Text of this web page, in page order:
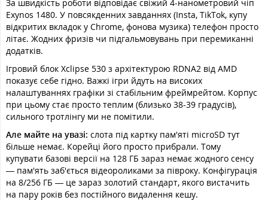
За швидкість роботи відповідає свіжий 4-нанометровий чіп
Exynos 1480. У повсякденних завданнях (Insta, TikTok, купу
відкритих вкладок у Chrome, фонова музика) телефон просто
літає. Жодних фризів чи підгальмовувань при перемиканні
додатків.
Ігровий блок Xclipse 530 з архітектурою RDNA2 від AMD
показує себе гідно. Важкі ігри йдуть на високих
налаштуваннях графіки зі стабільним фреймрейтом. Корпус
при цьому стає просто теплим (близько 38-39 градусів),
сильного тротлінгу ми не помітили.
Але майте на увазі: слота під картку пам'яті microSD тут
більше немає. Корейці його просто прибрали. Тому
купувати базові версії на 128 ГБ зараз немає жодного сенсу
— пам'ять заб'ється відеороликами за півроку. Конфігурація
на 8/256 ГБ — це зараз золотий стандарт, якого вистачить
на пару років без постійного видалення кешу.